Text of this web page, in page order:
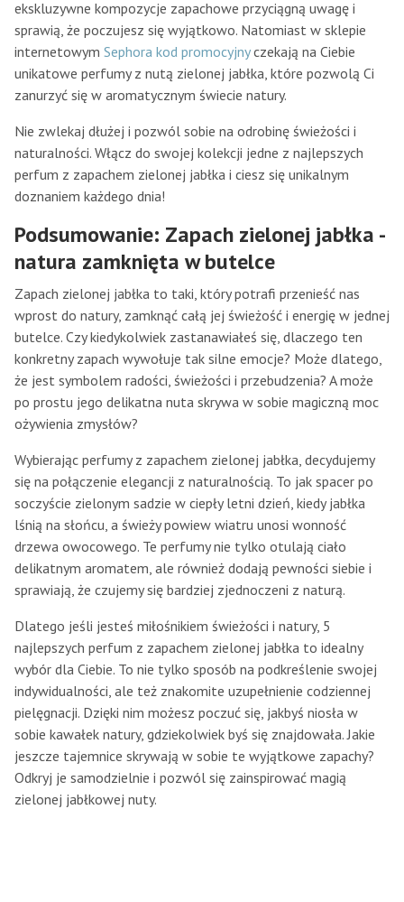
ekskluzywne kompozycje zapachowe przyciągną uwagę i
sprawią, że poczujesz się wyjątkowo. Natomiast w sklepie
internetowym Sephora kod promocyjnyczekają na Ciebie
unikatowe perfumy z nutą zielonej jabłka, które pozwolą Ci
zanurzyć się w aromatycznym świecie natury.
Nie zwlekaj dłużej i pozwól sobie na odrobinę świeżości i
naturalności. Włącz do swojej kolekcji jedne z najlepszych
perfum z zapachem zielonej jabłka i ciesz się unikalnym
doznaniem każdego dnia!
Podsumowanie: Zapach zielonej jabłka -
natura zamknięta w butelce
Zapach zielonej jabłka to taki, który potrafi przenieść nas
wprost do natury, zamknąć całą jej świeżość i energię w jednej
butelce. Czy kiedykolwiek zastanawiałeś się, dlaczego ten
konkretny zapach wywołuje tak silne emocje? Może dlatego,
że jest symbolem radości, świeżości i przebudzenia? A może
po prostu jego delikatna nuta skrywa w sobie magiczną moc
ożywienia zmysłów?
Wybierając perfumy z zapachem zielonej jabłka, decydujemy
się na połączenie elegancji z naturalnością. To jak spacer po
soczyście zielonym sadzie w ciepły letni dzień, kiedy jabłka
lśnią na słońcu, a świeży powiew wiatru unosi wonność
drzewa owocowego. Te perfumy nie tylko otulają ciało
delikatnym aromatem, ale również dodają pewności siebie i
sprawiają, że czujemy się bardziej zjednoczeni z naturą.
Dlatego jeśli jesteś miłośnikiem świeżości i natury, 5
najlepszych perfum z zapachem zielonej jabłka to idealny
wybór dla Ciebie. To nie tylko sposób na podkreślenie swojej
indywidualności, ale też znakomite uzupełnienie codziennej
pielęgnacji. Dzięki nim możesz poczuć się, jakbyś niosła w
sobie kawałek natury, gdziekolwiek byś się znajdowała. Jakie
jeszcze tajemnice skrywają w sobie te wyjątkowe zapachy?
Odkryj je samodzielnie i pozwól się zainspirować magią
zielonej jabłkowej nuty.